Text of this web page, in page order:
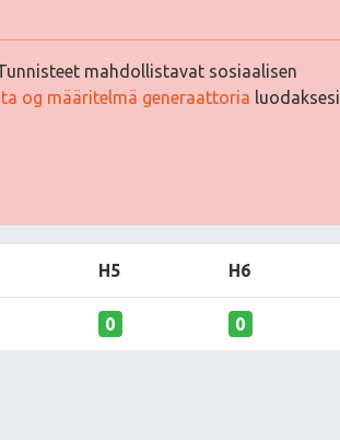
mahdollistavat sosiaalisen
og määritelmä generaattoria luodaksesi
H5 H6
0 0